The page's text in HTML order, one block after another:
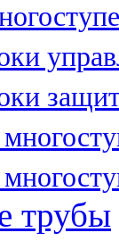
трубы